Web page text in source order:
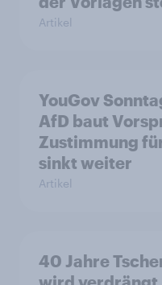
Artikel
YouGov
AfD baut
Zustimmung
sinkt weiter
Artikel
40 Jahre